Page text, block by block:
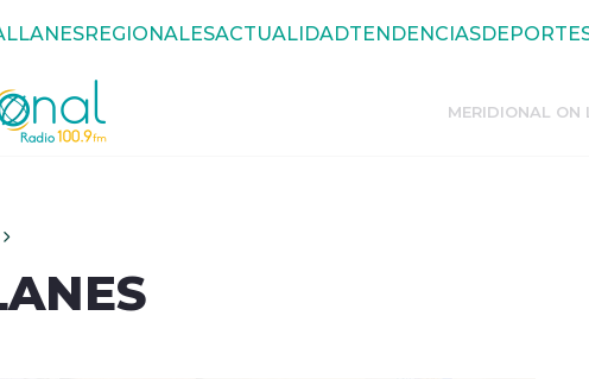
REGIONALESACTUALIDADTENDENCIAS
MERIDIONAL ON